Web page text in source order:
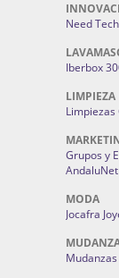
Need
Iberbox
LIMPIEZA
Limpiezas
Grupos y
MODA
Jocafra